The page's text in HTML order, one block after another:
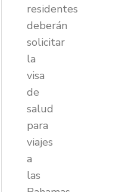
residentes
deberán
solicitar
la
visa
de
salud
para
viajes
a
las